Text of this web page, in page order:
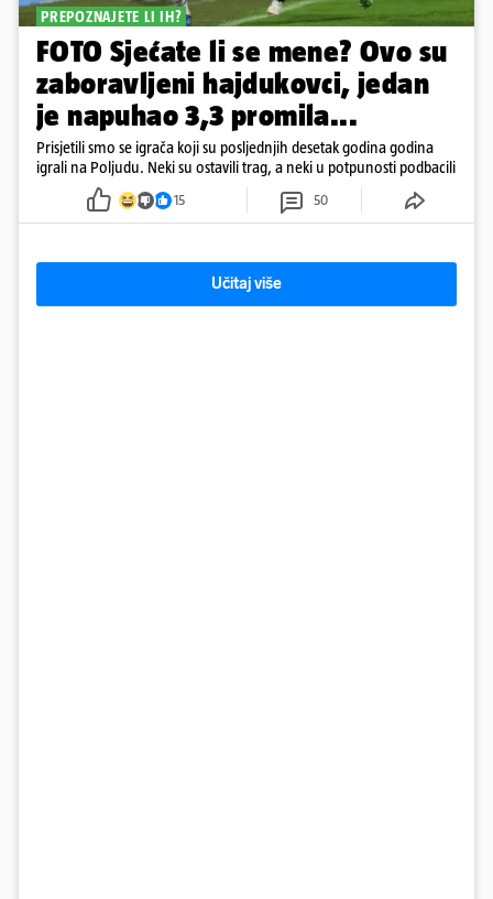
PREPOZNAJETE LI IH?
FOTO Sjećate li se mene? Ovo su
zaboravljeni hajdukovci, jedan
je napuhao 3,3 promila...
Prisjetili smo se igrača koji su posljednjih desetak godina godina
igrali na Poljudu. Neki su ostavili trag, a neki u potpunosti podbacili
15 50
Učitaj više